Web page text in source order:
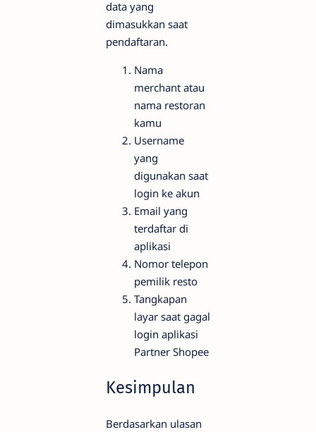
data yang
dimasukkan saat
pendaftaran.
Nama
merchant atau
nama restoran
kamu
Username
yang
digunakan saat
login ke akun
Email yang
terdaftar di
aplikasi
Nomor telepon
pemilik resto
Tangkapan
layar saat gagal
login aplikasi
Partner Shopee
Kesimpulan
Berdasarkan ulasan